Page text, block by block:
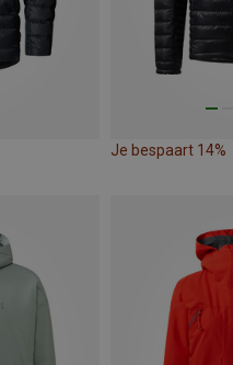
Je bespaart 14%